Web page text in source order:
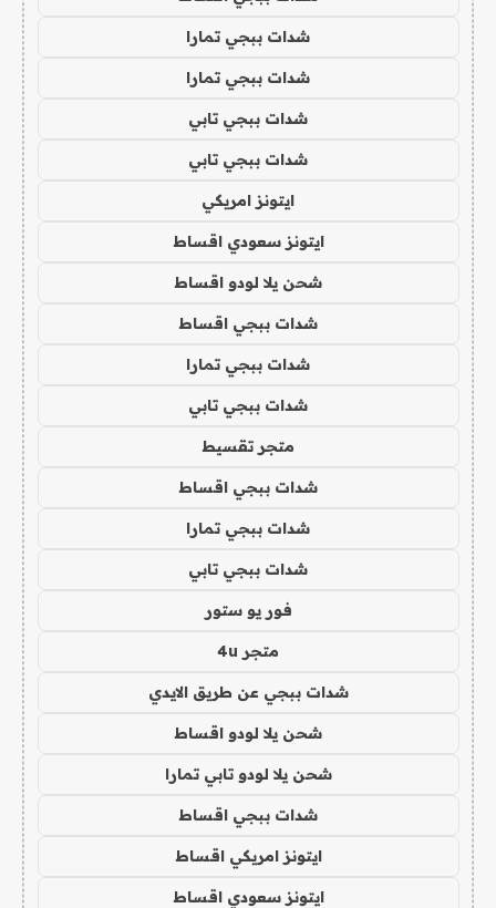
شدات ببجي تمارا
شدات ببجي تمارا
شدات ببجي تابي
شدات ببجي تابي
ايتونز امريكي
ايتونز سعودي اقساط
شحن يلا لودو اقساط
شدات ببجي اقساط
شدات ببجي تمارا
شدات ببجي تابي
متجر تقسيط
شدات ببجي اقساط
شدات ببجي تمارا
شدات ببجي تابي
فور يو ستور
متجر 4u
شدات ببجي عن طريق الايدي
شحن يلا لودو اقساط
شحن يلا لودو تابي تمارا
شدات ببجي اقساط
ايتونز امريكي اقساط
ايتونز سعودي اقساط